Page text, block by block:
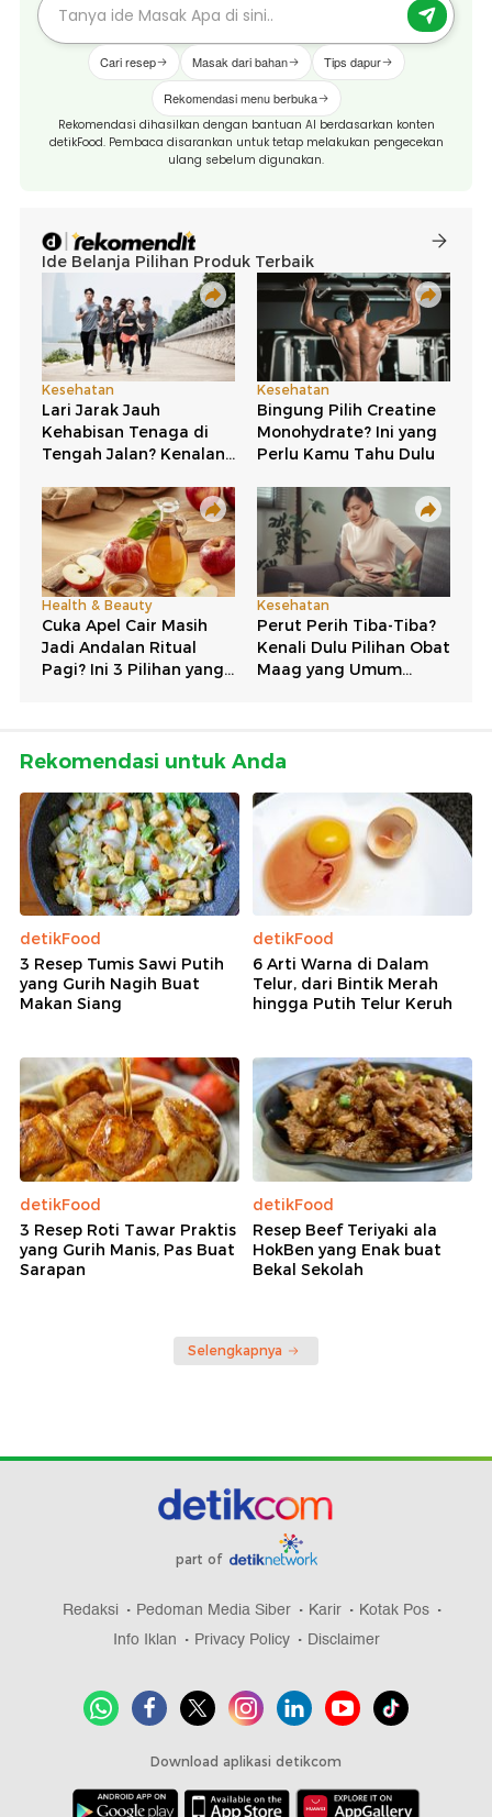
Cari resep Masak dari bahan Tips dapur
Rekomendasi menu berbuka
Rekomendasi dihasilkan dengan bantuan AI berdasarkan konten
detikFood. Pembaca disarankan untuk tetap melakukan pengecekan
ulang sebelum digunakan.
Rekomendasi untuk Anda
detikFood
3 Resep Tumis Sawi Putih
yang Gurih Nagih Buat
Makan Siang
detikFood
6 Arti Warna di Dalam
Telur, dari Bintik Merah
hingga Putih Telur Keruh
detikFood
3 Resep Roti Tawar Praktis
yang Gurih Manis, Pas Buat
Sarapan
detikFood
Resep Beef Teriyaki ala
HokBen yang Enak buat
Bekal Sekolah
Selengkapnya
part of
Redaksi Pedoman Media Siber Karir
Kotak Pos
Info Iklan
Privacy Policy Disclaimer
Download aplikasi detikcom